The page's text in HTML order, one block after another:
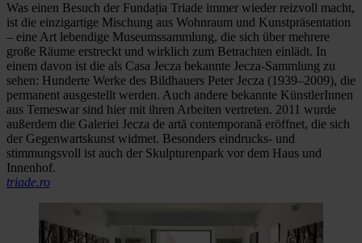
Was einen Besuch der Fundația Triade immer wieder reizvoll macht,
ist die einzigartige Mischung aus Wohnraum und Kunstpräsentation
– eine Art lebendige Museumssammlung, die sich über mehrere
große Räume erstreckt und wirklich zum Betrachten einlädt. In
einem davon ist die als Casa Jecza bekannte Jecza-Sammlung zu
sehen: Hunderte Werke des Bildhauers Peter Jecza (1939–2009), die
permanent ausgestellt werden. Auch andere bekannte KünstlerInnen
aus Temeswar sind hier mit ihren Arbeiten vertreten. 2011 wurde
außerdem die Galeriei Jecza de artă contemporană eröffnet, die sich
der Gegenwartskunst widmet. Besonders eindrucks- und
stimmungsvoll ist auch der Skulpturenpark vor dem Haus und
Innenhof.
triade.ro